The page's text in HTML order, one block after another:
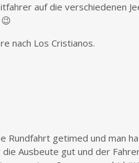
auf die verschiedenen
nach Los Cristianos.
Rundfahrt getimed und man
Ausbeute gut und der